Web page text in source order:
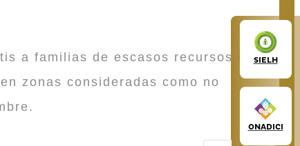
SIELH
ONADICI
a familias de escasos recursos que
zonas consideradas como no